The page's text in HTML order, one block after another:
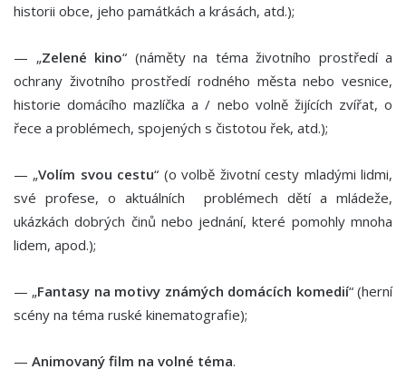
historii obce, jeho památkách a krásách, atd.);
— „Zelené kino“ (náměty na téma životního prostředí a
ochrany životního prostředí rodného města nebo vesnice,
historie domácího mazlíčka a / nebo volně žijících zvířat, o
řece a problémech, spojených s čistotou řek, atd.);
— „Volím svou cestu“ (o volbě životní cesty mladými lidmi,
své profese, o aktuálních problémech dětí a mládeže,
ukázkách dobrých činů nebo jednání, které pomohly mnoha
lidem, apod.);
— „Fantasy na motivy známých domácích komedií“ (herní
scény na téma ruské kinematografie);
— Animovaný film na volné téma.